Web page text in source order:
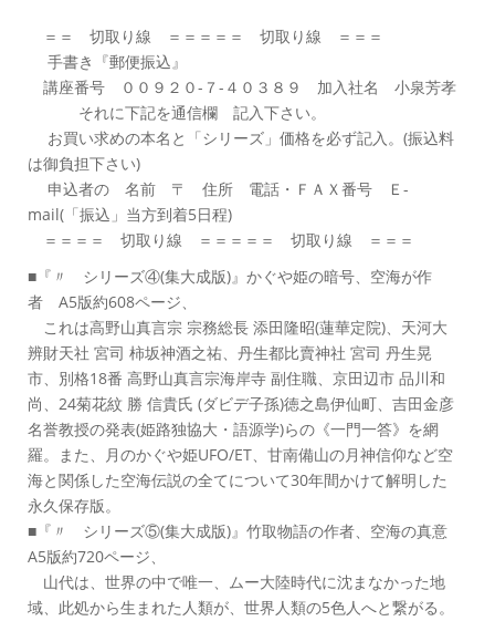
＝＝ 切取り線 ＝＝＝＝＝ 切取り線 ＝＝＝
手書き『郵便振込』
講座番号 ００９２０-７-４０３８９ 加入社名 小泉芳孝
それに下記を通信欄 記入下さい。
お買い求めの本名と「シリーズ」価格を必ず記入。(振込料
は御負担下さい)
申込者の 名前 〒 住所 電話・ＦＡＸ番号 Ｅ-
mail(「振込」当方到着5日程)
＝＝＝＝ 切取り線 ＝＝＝＝＝ 切取り線 ＝＝＝
■『〃 シリーズ④(集大成版)』かぐや姫の暗号、空海が作
者 A5版約608ページ、
これは高野山真言宗 宗務総長 添田隆昭(蓮華定院)、天河大
辨財天社 宮司 柿坂神酒之祐、丹生都比賣神社 宮司 丹生晃
市、別格18番 高野山真言宗海岸寺 副住職、京田辺市 品川和
尚、24菊花紋 勝 信貴氏 (ダビデ子孫)徳之島伊仙町、吉田金彦
名誉教授の発表(姫路独協大・語源学)らの《一門一答》を網
羅。また、月のかぐや姫UFO/ET、甘南備山の月神信仰など空
海と関係した空海伝説の全てについて30年間かけて解明した
永久保存版。
■『〃 シリーズ⑤(集大成版)』竹取物語の作者、空海の真意
A5版約720ページ、
山代は、世界の中で唯一、ムー大陸時代に沈まなかった地
域、此処から生まれた人類が、世界人類の5色人へと繋がる。